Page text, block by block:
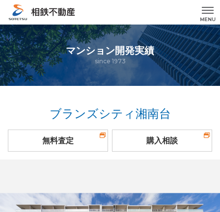
MENU
マンション開発実績
since 1973
ブランズシティ湘南台
無料査定 購入相談